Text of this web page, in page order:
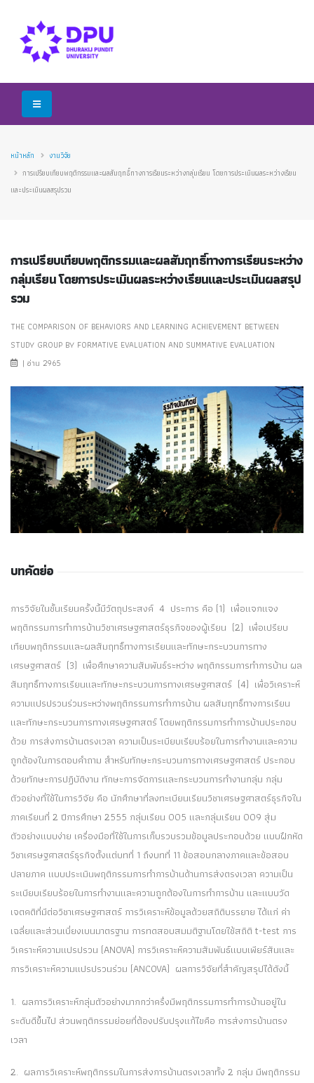
หน้าหลัก
งานวิจัย
การเปรียบเทียบพฤติกรรมและผลสัมฤทธิ์ทางการเรียนระหว่างกลุ่มเรียน โดยการประเมินผลระหว่างเรียน
และประเมินผลสรุปรวม
การเปรียบเทียบพฤติกรรมและผลสัมฤทธิ์ทางการเรียนระหว่าง
กลุ่มเรียน โดยการประเมินผลระหว่างเรียนและประเมินผลสรุป
รวม
THE COMPARISON OF BEHAVIORS AND LEARNING ACHIEVEMENT BETWEEN
STUDY GROUP BY FORMATIVE EVALUATION AND SUMMATIVE EVALUATION
| อ่าน 2965
บทคัดย่อ
การวิจัยในชั้นเรียนครั้งนี้มีวัตถุประสงค์ 4 ประการ คือ (1) เพื่อแจกแจง
พฤติกรรมการทำการบ้านวิชาเศรษฐศาสตร์ธุรกิจของผู้เรียน (2) เพื่อเปรียบ
เทียบพฤติกรรมและผลสัมฤทธิ์ทางการเรียนและทักษะกระบวนการทาง
เศรษฐศาสตร์ (3) เพื่อศึกษาความสัมพันธ์ระหว่าง พฤติกรรมการทำการบ้าน ผล
สัมฤทธิ์ทางการเรียนและทักษะกระบวนการทางเศรษฐศาสตร์ (4) เพื่อวิเคราะห์
ความแปรปรวนร่วมระหว่างพฤติกรรมการทำการบ้าน ผลสัมฤทธิ์ทางการเรียน
และทักษะกระบวนการทางเศรษฐศาสตร์ โดยพฤติกรรมการทำการบ้านประกอบ
ด้วย การส่งการบ้านตรงเวลา ความเป็นระเบียบเรียบร้อยในการทำงานและความ
ถูกต้องในการตอบคำถาม สำหรับทักษะกระบวนการทางเศรษฐศาสตร์ ประกอบ
ด้วยทักษะการปฏิบัติงาน ทักษะการจัดการและกระบวนการทำงานกลุ่ม กลุ่ม
ตัวอย่างที่ใช้ในการวิจัย คือ นักศึกษาที่ลงทะเบียนเรียนวิชาเศรษฐศาสตร์ธุรกิจใน
ภาคเรียนที่ 2 ปีการศึกษา 2555 กลุ่มเรียน 005 และกลุ่มเรียน 009 สุ่ม
ตัวอย่างแบบง่าย เครื่องมือที่ใช้ในการเก็บรวบรวมข้อมูลประกอบด้วย แบบฝึกหัด
วิชาเศรษฐศาสตร์ธุรกิจตั้งแต่บทที่ 1 ถึงบทที่ 11 ข้อสอบกลางภาคและข้อสอบ
ปลายภาค แบบประเมินพฤติกรรมการทำการบ้านด้านการส่งตรงเวลา ความเป็น
ระเบียบเรียบร้อยในการทำงานและความถูกต้องในการทำการบ้าน และแบบวัด
เจตคติที่มีต่อวิชาเศรษฐศาสตร์ การวิเคราะห์ข้อมูลด้วยสถิติบรรยาย ได้แก่ ค่า
เฉลี่ยและส่วนเบี่ยงเบนมาตรฐาน การทดสอบสมมติฐานโดยใช้สถิติ t-test การ
วิเคราะห์ความแปรปรวน (ANOVA) การวิเคราะห์ความสัมพันธ์แบบเพียร์สันและ
การวิเคราะห์ความแปรปรวนร่วม (ANCOVA) ผลการวิจัยที่สำคัญสรุปได้ดังนี้
1. ผลการวิเคราะห์กลุ่มตัวอย่างมากกว่าครึ่งมีพฤติกรรมการทำการบ้านอยู่ใน
ระดับดีขึ้นไป ส่วนพฤติกรรมย่อยที่ต้องปรับปรุงแก้ไขคือ การส่งการบ้านตรง
เวลา
2. ผลการวิเคราะห์พฤติกรรมในการส่งการบ้านตรงเวลาทั้ง 2 กลุ่ม มีพฤติกรรม